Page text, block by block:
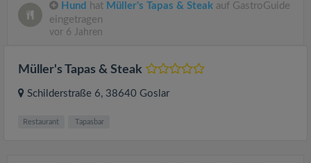
Hund hat Müller's Tapas & Steak auf GastroGuide
eingetragen
vor 6 Jahren
Müller's Tapas & Steak
Schilderstraße 6, 38640 Goslar
Restaurant Tapasbar